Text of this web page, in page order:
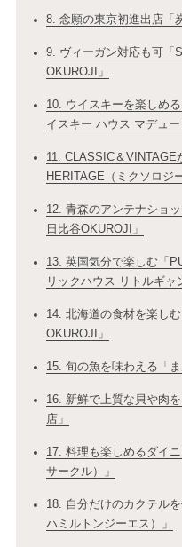
8. 念願の東京初進出店「
9. ヴィーガン対応も可「
OKUROJI」
10. ウイスキーを楽しめ
イスキー ハウス マデュー
11. CLASSIC＆
HERITAGE（ミクソロジ
12. 青森のアンテナショ
日比谷OKUROJI」
13. 英国気分で楽しむ「
リックハウス リトルギャ
14. 北海道の食材を楽し
OKUROJI」
15. 旬の魚を味わえる「
16. 新鮮で上質な貝や肉
店」
17. 料理も楽しめるダイ
サークル）」
18. 自分だけのカクテル
ハミルトンジーエス）」